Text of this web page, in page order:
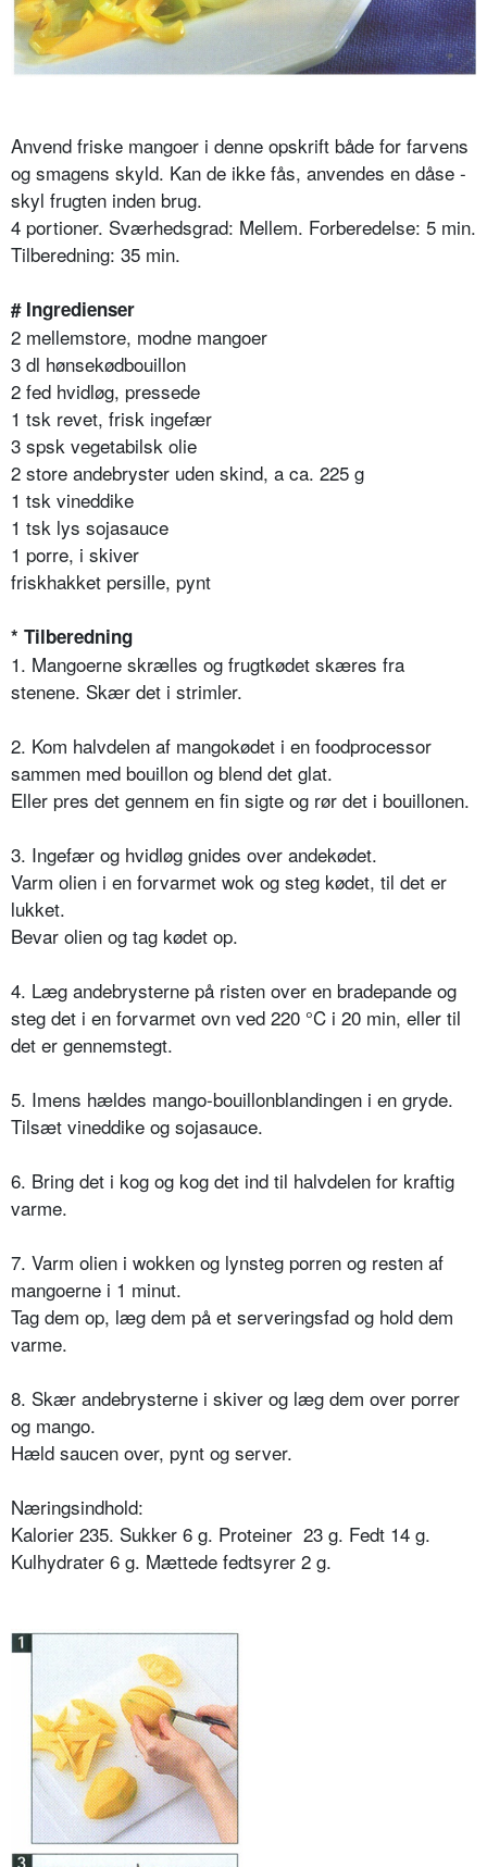
Anvend friske mangoer i denne opskrift både for farvens
og smagens skyld. Kan de ikke fås, anvendes en dåse -
skyl frugten inden brug.
4 portioner. Sværhedsgrad: Mellem. Forberedelse: 5 min.
Tilberedning: 35 min.
# Ingredienser
2 mellemstore, modne mangoer
3 dl hønsekødbouillon
2 fed hvidløg, pressede
1 tsk revet, frisk ingefær
3 spsk vegetabilsk olie
2 store andebryster uden skind, a ca. 225 g
1 tsk vineddike
1 tsk lys sojasauce
1 porre, i skiver
friskhakket persille, pynt
* Tilberedning
1. Mangoerne skrælles og frugtkødet skæres fra
stenene. Skær det i strimler.
2. Kom halvdelen af mangokødet i en foodprocessor
sammen med bouillon og blend det glat.
Eller pres det gennem en fin sigte og rør det i bouillonen.
3. Ingefær og hvidløg gnides over andekødet.
Varm olien i en forvarmet wok og steg kødet, til det er
lukket.
Bevar olien og tag kødet op.
4. Læg andebrysterne på risten over en bradepande og
steg det i en forvarmet ovn ved 220 °C i 20 min, eller til
det er gennemstegt.
5. Imens hældes mango-bouillonblandingen i en gryde.
Tilsæt vineddike og sojasauce.
6. Bring det i kog og kog det ind til halvdelen for kraftig
varme.
7. Varm olien i wokken og lynsteg porren og resten af
mangoerne i 1 minut.
Tag dem op, læg dem på et serveringsfad og hold dem
varme.
8. Skær andebrysterne i skiver og læg dem over porrer
og mango.
Hæld saucen over, pynt og server.
Næringsindhold:
Kalorier 235. Sukker 6 g. Proteiner 23 g. Fedt 14 g.
Kulhydrater 6 g. Mættede fedtsyrer 2 g.